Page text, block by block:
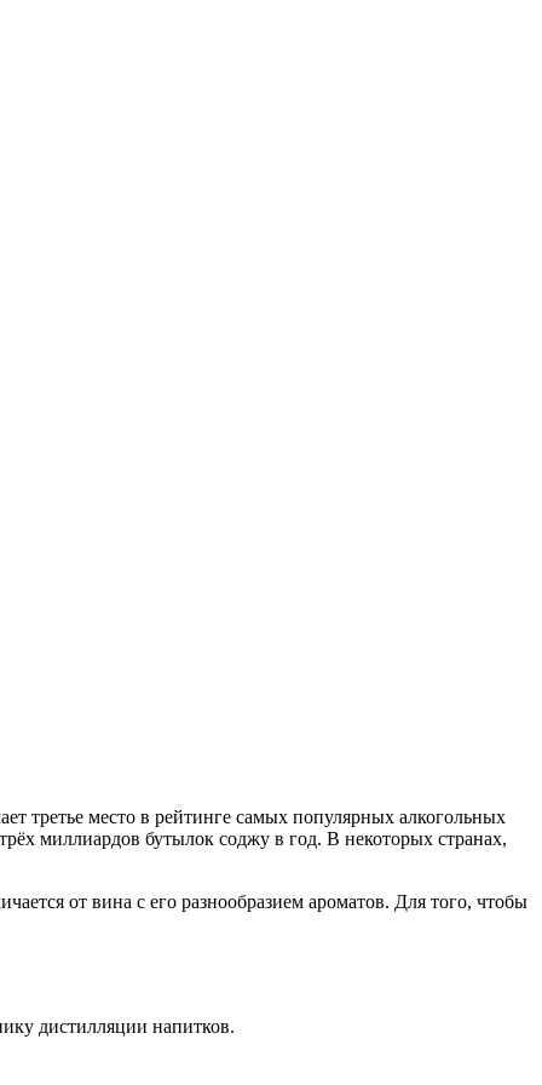
третье место в рейтинге самых популярных алкогольных
миллиардов бутылок соджу в год. В некоторых странах,
от вина с его разнообразием ароматов. Для того, чтобы
дистилляции напитков.